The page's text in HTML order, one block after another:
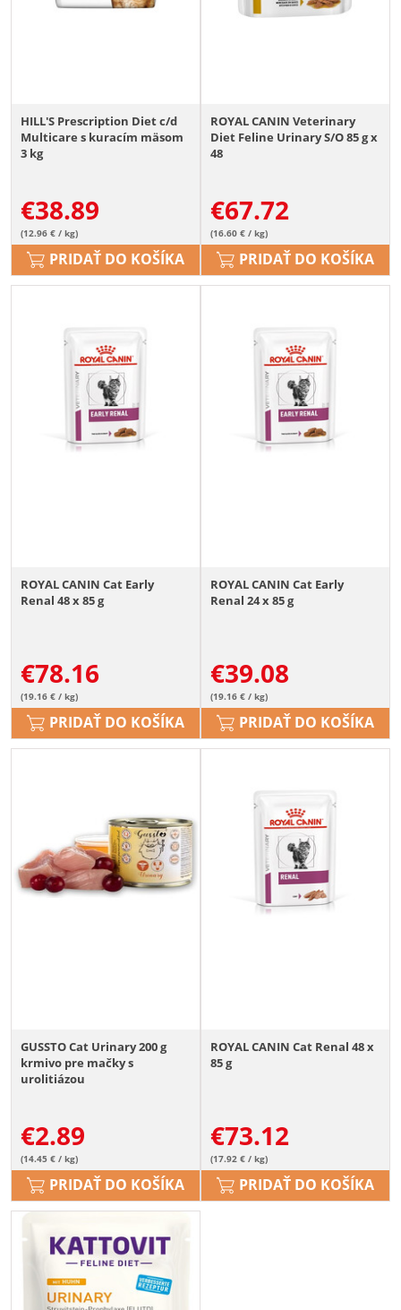
HILL'S Prescription Diet c/d
Multicare s kuracím mäsom
3 kg
€38.89
(12.96 € / kg)
PRIDAŤ DO KOŠÍKA
ROYAL CANIN Veterinary
Diet Feline Urinary S/O 85 g x
48
€67.72
(16.60 € / kg)
PRIDAŤ DO KOŠÍKA
ROYAL CANIN Cat Early
Renal 48 x 85 g
€78.16
(19.16 € / kg)
PRIDAŤ DO KOŠÍKA
ROYAL CANIN Cat Early
Renal 24 x 85 g
€39.08
(19.16 € / kg)
PRIDAŤ DO KOŠÍKA
GUSSTO Cat Urinary 200 g
krmivo pre mačky s
urolitiázou
€2.89
(14.45 € / kg)
PRIDAŤ DO KOŠÍKA
ROYAL CANIN Cat Renal 48 x
85 g
€73.12
(17.92 € / kg)
PRIDAŤ DO KOŠÍKA